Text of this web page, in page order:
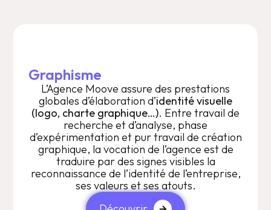
Graphisme
L’Agence Moove assure des prestations
globales d’élaboration d’identité visuelle
(logo, charte graphique…). Entre travail de
recherche et d’analyse, phase
d’expérimentation et pur travail de création
graphique, la vocation de l’agence est de
traduire par des signes visibles la
reconnaissance de l’identité de l’entreprise,
ses valeurs et ses atouts.